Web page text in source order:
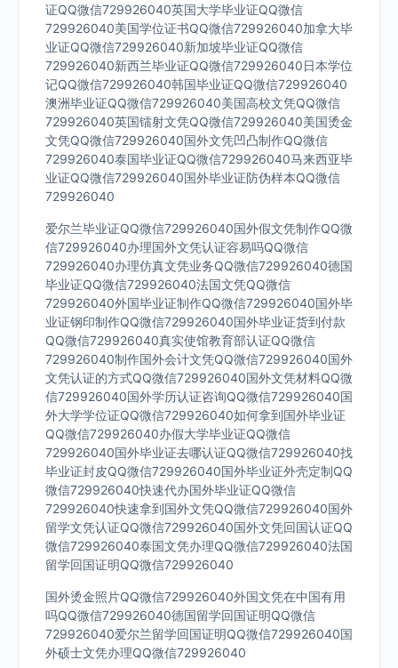
证QQ微信729926040英国大学毕业证QQ微信
729926040美国学位证书QQ微信729926040加拿大毕
业证QQ微信729926040新加坡毕业证QQ微信
729926040新西兰毕业证QQ微信729926040日本学位
记QQ微信729926040韩国毕业证QQ微信729926040
澳洲毕业证QQ微信729926040美国高校文凭QQ微信
729926040英国镭射文凭QQ微信729926040美国烫金
文凭QQ微信729926040国外文凭凹凸制作QQ微信
729926040泰国毕业证QQ微信729926040马来西亚毕
业证QQ微信729926040国外毕业证防伪样本QQ微信
729926040
爱尔兰毕业证QQ微信729926040国外假文凭制作QQ微
信729926040办理国外文凭认证容易吗QQ微信
729926040办理仿真文凭业务QQ微信729926040德国
毕业证QQ微信729926040法国文凭QQ微信
729926040外国毕业证制作QQ微信729926040国外毕
业证钢印制作QQ微信729926040国外毕业证货到付款
QQ微信729926040真实使馆教育部认证QQ微信
729926040制作国外会计文凭QQ微信729926040国外
文凭认证的方式QQ微信729926040国外文凭材料QQ微
信729926040国外学历认证咨询QQ微信729926040国
外大学学位证QQ微信729926040如何拿到国外毕业证
QQ微信729926040办假大学毕业证QQ微信
729926040国外毕业证去哪认证QQ微信729926040找
毕业证封皮QQ微信729926040国外毕业证外壳定制QQ
微信729926040快速代办国外毕业证QQ微信
729926040快速拿到国外文凭QQ微信729926040国外
留学文凭认证QQ微信729926040国外文凭回国认证QQ
微信729926040泰国文凭办理QQ微信729926040法国
留学回国证明QQ微信729926040
国外烫金照片QQ微信729926040外国文凭在中国有用
吗QQ微信729926040德国留学回国证明QQ微信
729926040爱尔兰留学回国证明QQ微信729926040国
外硕士文凭办理QQ微信729926040